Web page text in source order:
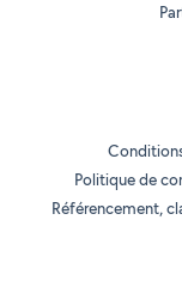
Politique de
Référencement,